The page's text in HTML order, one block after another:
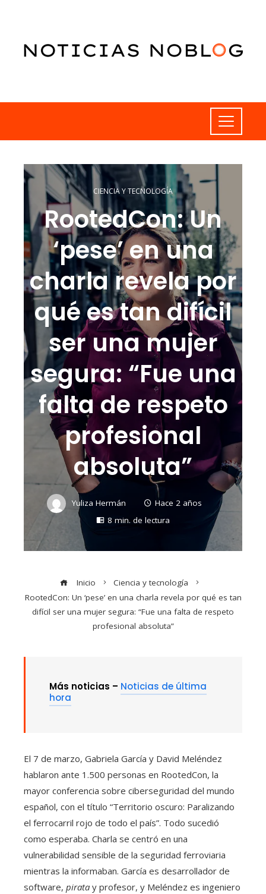
CIENCIA Y TECNOLOGÍA
RootedCon: Un
‘pese’ en una
charla revela por
qué es tan difícil
ser una mujer
segura: “Fue una
falta de respeto
profesional
absoluta”
Yuliza Hermán
Hace 2 años
8 min. de lectura
Inicio
Ciencia y tecnología
RootedCon: Un ‘pese’ en una charla revela por qué es tan
difícil ser una mujer segura: “Fue una falta de respeto
profesional absoluta”
Más noticias – Noticias de última
hora
El 7 de marzo, Gabriela García y David Meléndez
hablaron ante 1.500 personas en RootedCon, la
mayor conferencia sobre ciberseguridad del mundo
español, con el título “Territorio oscuro: Paralizando
el ferrocarril rojo de todo el país”. Todo sucedió
como esperaba. Charla se centró en una
vulnerabilidad sensible de la seguridad ferroviaria
mientras la informaban. García es desarrollador de
software, pirata y profesor, y Meléndez es ingeniero